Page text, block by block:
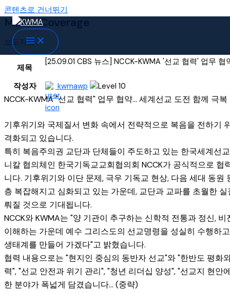
콘텐츠로 건너뛰기
Media Coverage
보도자료
제목
[25.09.01 CBS 뉴스] NCCK-KWMA '선교 협력' 업무
작성자 kwmawp
NCCK-KWMA "선교 협력" 업무 협약... 세계선교 도전 함께 극복
기후위기와 국제질서 변화 속에서 전략적으로 복음을 전하기
격화되고 있습니다.
특히 복음주의권 교단과 단체들이 주도하고 있는 한국세계선
니칼 협의체인 한국기독교교회협의회 NCCK가 공식적으로 협
니다. 기후위기와 이단 문제, 극우 기독교 현상, 다음 세대 동원
층 복잡해지고 심화되고 있는 가운데, 교단과 교파를 초월한
뤄질 것으로 기대됩니다.
NCCK와 KWMA는 "양 기관이 추구하는 신학적 전통과 정신,
이해하는 가운데 예수 그리스도의 선교명령을 성실히 수행하
생태계를 만들어 가겠다"고 밝혔습니다.
협력 내용으로는 "현지인 중심의 동반자 선교"와 "한반도 평화
력", "선교 안전과 위기 관리", "청년 리더십 양성", "선교지 현안
한 분야가 폭넓게 담겼습니다... (중략)